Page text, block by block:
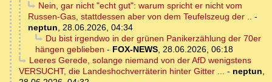
Nein, gar nicht "echt gut": warum spricht er nicht vom
Russen-Gas, stattdessen aber von dem Teufelszeug der .. -
neptun, 28.06.2026, 04:34
Du bist irgendwo in der grünen Panikerzählung der 70er
hängen geblieben - FOX-NEWS, 28.06.2026, 06:18
Leeres Gerede, solange niemand von der AfD wenigstens
VERSUCHT, die Landeshochverräterin hinter Gitter ... - neptun,